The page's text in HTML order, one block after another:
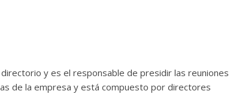
y es el responsable de presidir las reuniones
de la empresa y está compuesto por directores